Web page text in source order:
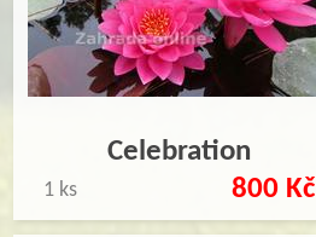
Celebration
1 ks 800 Kč